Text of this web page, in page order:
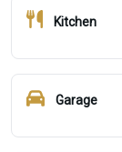
Kitchen
Garage